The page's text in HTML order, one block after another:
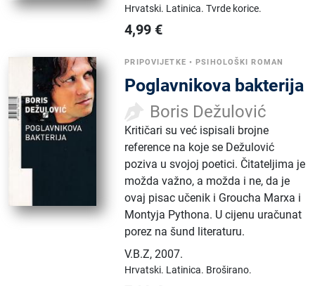
Hrvatski. Latinica.Tvrde korice.
4,99 €
PRIPOVIJETKE •PSIHOLOŠKI ROMAN
Poglavnikova bakterija
Boris Dežulović
Kritičari su već ispisali brojne
reference na koje se Dežulović
poziva u svojoj poetici. Čitateljima je
možda važno, a možda i ne, da je
ovaj pisac učenik i Groucha Marxa i
Montyja Pythona. U cijenu uračunat
porez na šund literaturu.
V.B.Z,2007.
Hrvatski. Latinica. Broširano.